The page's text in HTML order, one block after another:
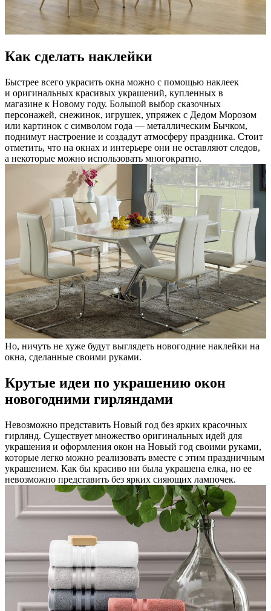
Как сделать наклейки
Быстрее всего украсить окна можно с помощью наклеек
и оригинальных красивых украшений, купленных в
магазине к Новому году. Большой выбор сказочных
персонажей, снежинок, игрушек, упряжек с Дедом Морозом
или картинок с символом года — металлическим Бычком,
поднимут настроение и создадут атмосферу праздника. Стоит
отметить, что на окнах и интерьере они не оставляют следов,
а некоторые можно использовать многократно.
Но, ничуть не хуже будут выглядеть новогодние наклейки на
окна, сделанные своими руками.
Крутые идеи по украшению окон
новогодними гирляндами
Невозможно представить Новый год без ярких красочных
гирлянд. Существует множество оригинальных идей для
украшения и оформления окон на Новый год своими руками,
которые легко можно реализовать вместе с этим праздничным
украшением. Как бы красиво ни была украшена елка, но ее
невозможно представить без ярких сияющих лампочек.